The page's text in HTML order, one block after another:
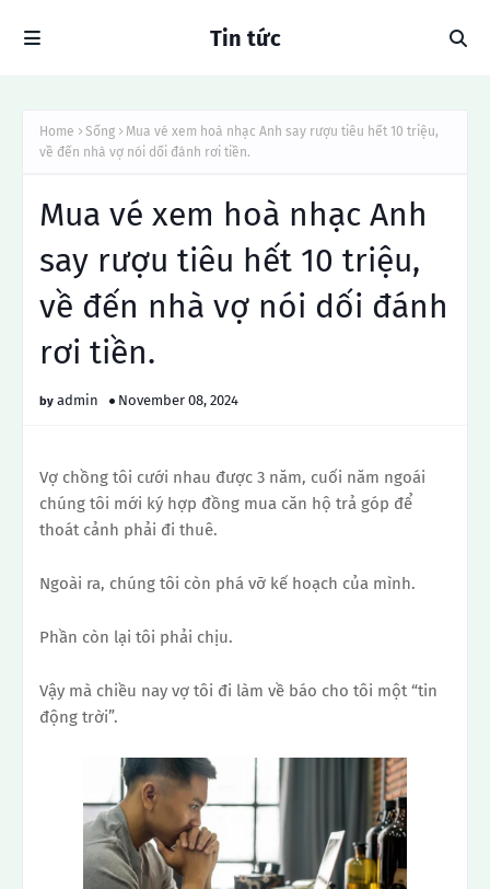
Tin tức
Home Sống
Mua vé xem hoà nhạc Anh say rượu tiêu hết 10 triệu,
về đến nhà vợ nói dối đánh rơi tiền.
Mua vé xem hoà nhạc Anh
say rượu tiêu hết 10 triệu,
về đến nhà vợ nói dối đánh
rơi tiền.
admin November 08, 2024
Vợ chồng tôi cưới nhau được 3 năm, cuối năm ngoái
chúng tôi mới ký hợp đồng mua căn hộ trả góp để
thoát cảnh phải đi thuê.
Ngoài ra, chúng tôi còn phá vỡ kế hoạch của mình.
Phần còn lại tôi phải chịu.
Vậy mà chiều nay vợ tôi đi làm về báo cho tôi một “tin
động trời”.